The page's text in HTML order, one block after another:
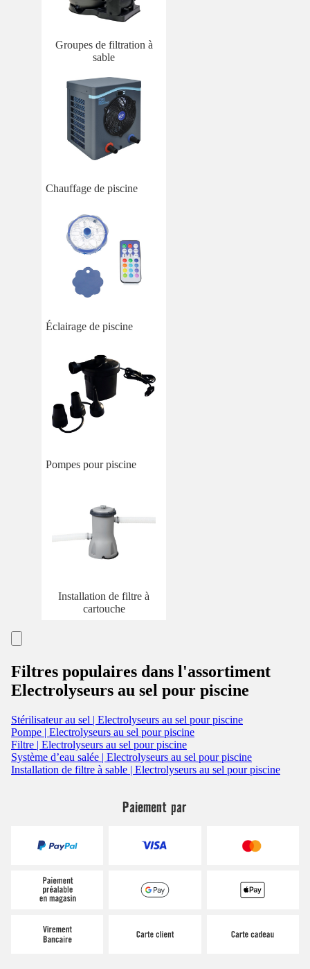
Groupes de filtration à
sable
Chauffage de piscine
Éclairage de piscine
Pompes pour piscine
Installation de filtre à
cartouche
Filtres populaires dans l'assortiment
Electrolyseurs au sel pour piscine
Stérilisateur au sel | Electrolyseurs au sel pour piscine
Pompe | Electrolyseurs au sel pour piscine
Filtre | Electrolyseurs au sel pour piscine
Système d’eau salée | Electrolyseurs au sel pour piscine
Installation de filtre à sable | Electrolyseurs au sel pour piscine
Paiement par